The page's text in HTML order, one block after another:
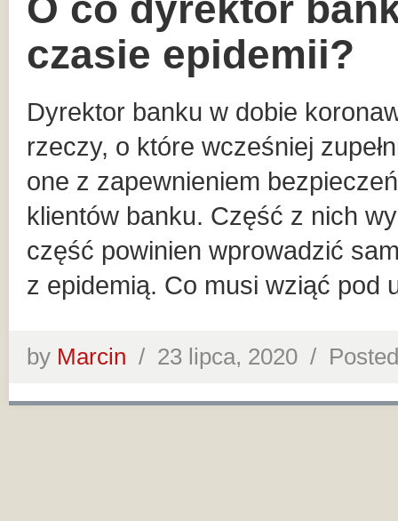
czasie epidemii?
Dyrektor banku w dobie
rzeczy, o które wcześniej
one z zapewnieniem
klientów banku. Część z nich
część powinien wprowadzić
z epidemią. Co musi wziąć
by Marcin / 23 lipca, 2020 /